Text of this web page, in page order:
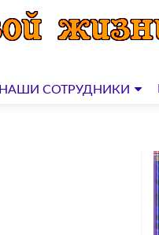
НАШИ СОТРУДНИКИ